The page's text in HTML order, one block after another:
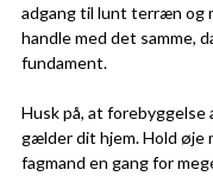
adgang til lunt terræn og
handle med det samme,
fundament.
Husk på, at forebyggelse
gælder dit hjem. Hold øje
fagmand en gang for